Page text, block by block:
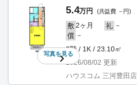
写真を見る
5.4万円 (共益費 －円)
敷 2ヶ月 礼 －
償 －
2階 / 1K / 23.10㎡
2026/08/02 更新
ハウスコム 三河豊田店